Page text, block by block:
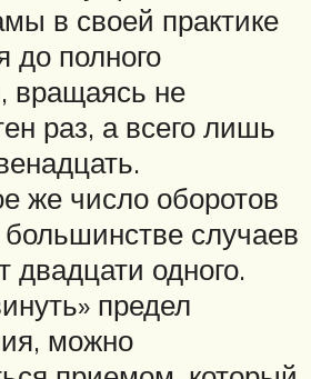
в своей практике
до полного
вращаясь не
раз, а всего лишь
же число оборотов
случаев
одного.
предел
можно